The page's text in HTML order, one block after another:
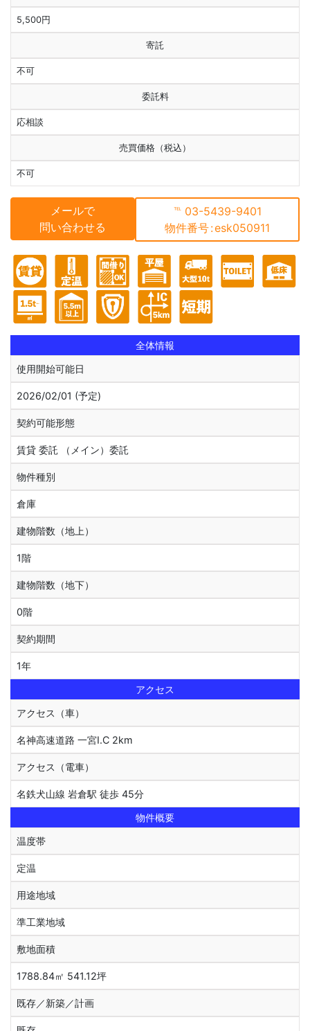
5,500円
寄託
不可
委託料
応相談
売買価格（税込）
不可
メールで
問い合わせる
℡ 03-5439-9401
物件番号:esk050911
全体情報
使用開始可能日
2026/02/01 (予定)
契約可能形態
賃貸 委託 （メイン）委託
物件種別
倉庫
建物階数（地上）
1階
建物階数（地下）
0階
契約期間
1年
アクセス
アクセス（車）
名神高速道路 一宮I.C 2km
アクセス（電車）
名鉄犬山線 岩倉駅 徒歩 45分
物件概要
温度帯
定温
用途地域
準工業地域
敷地面積
1788.84㎡ 541.12坪
既存／新築／計画